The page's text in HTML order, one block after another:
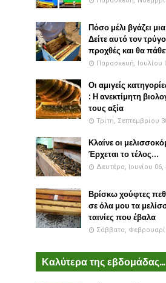
Πόσο μέλι βγάζει
Δείτε αυτό τον
προχθές και θα
Παρασκευή, Ιουλίου
Οι αμιγείς
: Η ανεκτίμητη
τους αξία
Τρίτη, Σεπτεμβρίου
Κλαίνε οι
Έρχεται το τέλος...
Δευτέρα, Ιουνίου 06,
Βρίσκω χούφτες
σε όλα μου τα
ταινίες που έβαλα
Σάββατο,
Καλύτερα της εβδομάδας...